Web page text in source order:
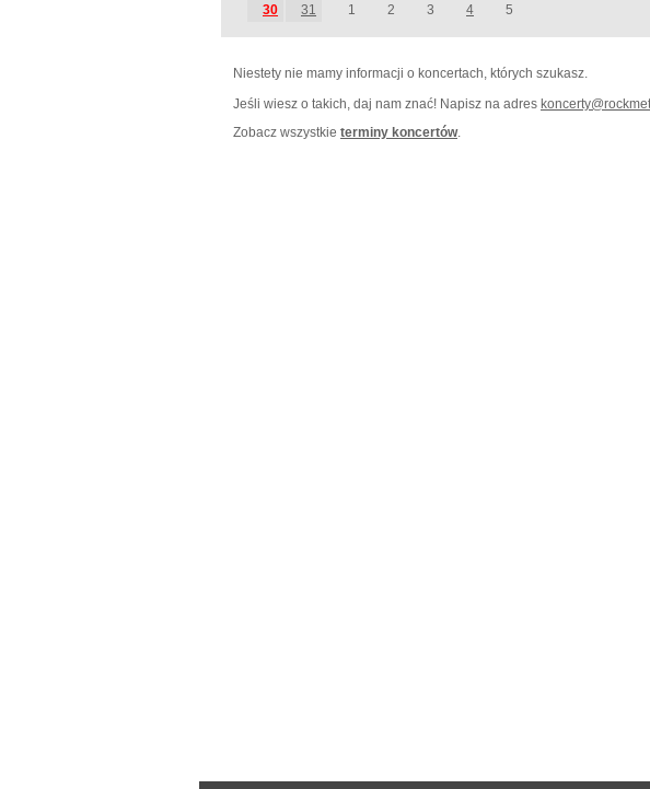
30
31 1 2 3 4 5
Niestety nie mamy informacji o koncertach, których szukasz.
Jeśli wiesz o takich, daj nam znać! Napisz na adres koncerty@
Zobacz wszystkie terminy koncertów.